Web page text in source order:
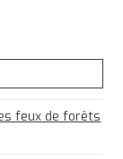
feux de forêts